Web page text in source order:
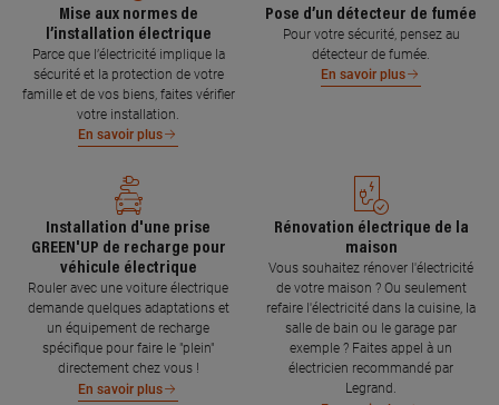
Mise aux normes de
l’installation électrique
Parce que l’électricité implique la
sécurité et la protection de votre
famille et de vos biens, faites vérifier
votre installation.
En savoir plus
Pose d’un détecteur de fumée
Pour votre sécurité, pensez au
détecteur de fumée.
En savoir plus
Installation d'une prise
GREEN'UP de recharge pour
véhicule électrique
Rouler avec une voiture électrique
demande quelques adaptations et
un équipement de recharge
spécifique pour faire le "plein"
directement chez vous !
En savoir plus
Rénovation électrique de la
maison
Vous souhaitez rénover l'électricité
de votre maison ? Ou seulement
refaire l'électricité dans la cuisine, la
salle de bain ou le garage par
exemple ? Faites appel à un
électricien recommandé par
Legrand.